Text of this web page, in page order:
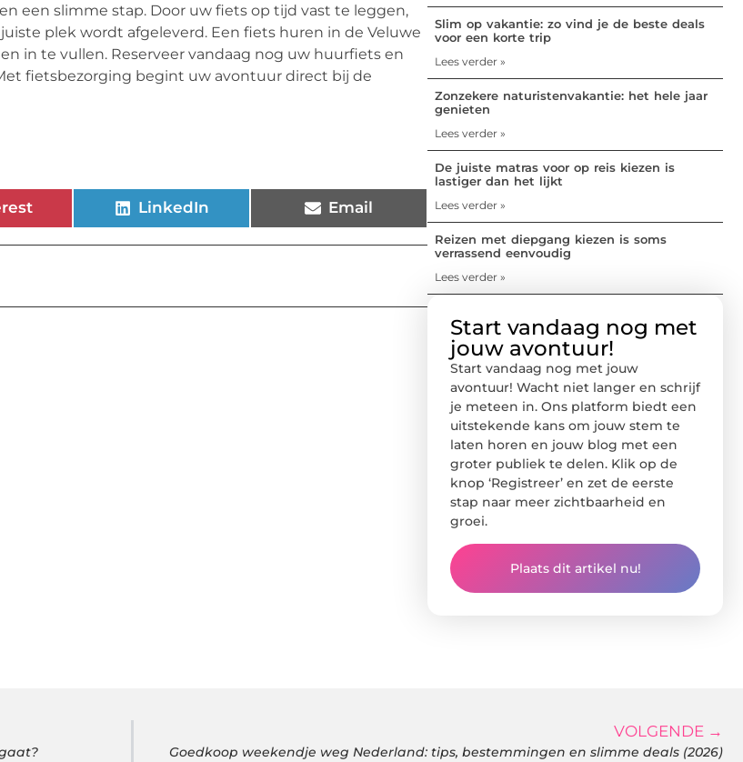
een slimme stap. Door uw fiets op tijd vast te leggen,
plek wordt afgeleverd. Een fiets huren in de Veluwe
in te vullen. Reserveer vandaag nog uw huurfiets en
fietsbezorging begint uw avontuur direct bij de
LinkedIn Email
Slim op vakantie: zo vind je de beste deals
voor een korte trip
Lees verder »
Zonzekere naturistenvakantie: het hele jaar
genieten
Lees verder »
De juiste matras voor op reis kiezen is
lastiger dan het lijkt
Lees verder »
Reizen met diepgang kiezen is soms
verrassend eenvoudig
Lees verder »
Start vandaag nog met
jouw avontuur!
Start vandaag nog met jouw
avontuur! Wacht niet langer en schrijf
je meteen in. Ons platform biedt een
uitstekende kans om jouw stem te
laten horen en jouw blog met een
groter publiek te delen. Klik op de
knop ‘Registreer’ en zet de eerste
stap naar meer zichtbaarheid en
groei.
Plaats dit artikel nu!
VOLGENDE →
Goedkoop weekendje weg Nederland: tips, bestemmingen en slimme deals (2026)